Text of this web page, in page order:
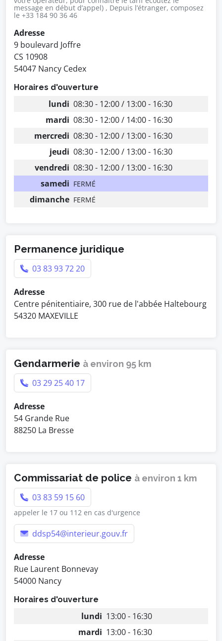
message en début d’appel) , Depuis l’étranger, composez
le +33 184 90 36 46
Adresse
9 boulevard Joffre
CS 10908
54047 Nancy Cedex
Horaires d'ouverture
lundi 08:30 - 12:00 / 13:00 - 16:30
mardi 08:30 - 12:00 / 14:00 - 16:30
mercredi 08:30 - 12:00 / 13:00 - 16:30
jeudi 08:30 - 12:00 / 13:00 - 16:30
vendredi 08:30 - 12:00 / 13:00 - 16:30
samedi FERMÉ
dimanche FERMÉ
Permanence juridique
03 83 93 72 20
Adresse
Centre pénitentiaire, 300 rue de l'abbée Haltebourg
54320 MAXEVILLE
Gendarmerie à environ 95 km
03 29 25 40 17
Adresse
54 Grande Rue
88250 La Bresse
Commissariat de police à environ 1 km
03 83 59 15 60
appeler le 17 ou 112 en cas d'urgence
ddsp54@interieur.gouv.fr
Adresse
Rue Laurent Bonnevay
54000 Nancy
Horaires d'ouverture
lundi 13:00 - 16:30
mardi 13:00 - 16:30